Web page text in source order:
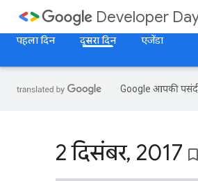
Developer
पहला दिन
दूसरा दिन एजेंडा
Google आपकी
2 दिसंबर, 2017 bookmark_border